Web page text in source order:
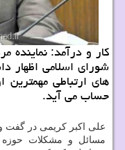
كار و درآمد:
شورای اسلامی اظهار
حساب می آید.
علی اكبر كریمی در گفت